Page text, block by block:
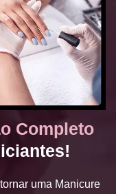
Completo
uma Manicure